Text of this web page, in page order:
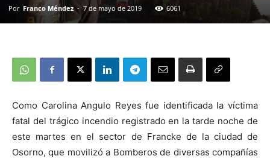
Por Franco Méndez - 7 de mayo de 2019 6061
Como Carolina Angulo Reyes fue identificada la víctima
fatal del trágico incendio registrado en la tarde noche de
este martes en el sector de Francke de la ciudad de
Osorno, que movilizó a Bomberos de diversas compañías